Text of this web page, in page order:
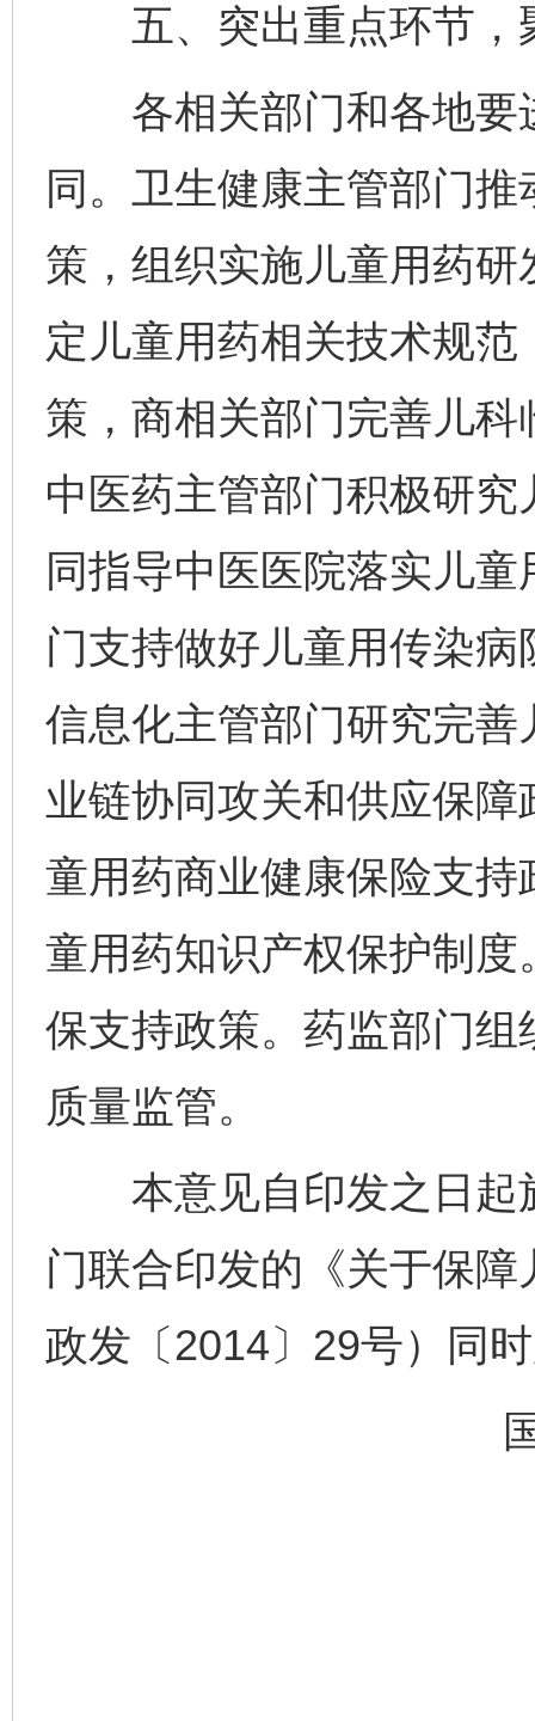
五、突出重点环节，
各相关部门和各地要
同。卫生健康主管部门
策，组织实施儿童用药
定儿童用药相关技术规
策，商相关部门完善儿
中医药主管部门积极研
同指导中医医院落实儿
门支持做好儿童用传染
信息化主管部门研究完
业链协同攻关和供应保
童用药商业健康保险支
童用药知识产权保护制
保支持政策。药监部门
质量监管。
本意见自印发之日起
门联合印发的《关于保
政发〔2014〕29号）同